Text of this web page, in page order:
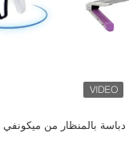
دباسة بالمنظار من ميكونفي